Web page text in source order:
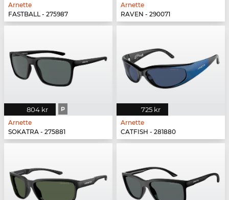
Arnette
FASTBALL - 275987
Arnette
RAVEN - 290071
804 kr P
Arnette
SOKATRA - 275881
725 kr
Arnette
CATFISH - 281880